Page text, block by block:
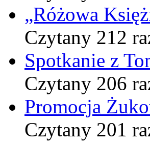
„Różowa
Czytany 212
Spotkanie z
Czytany 206
Promocja
Czytany 201